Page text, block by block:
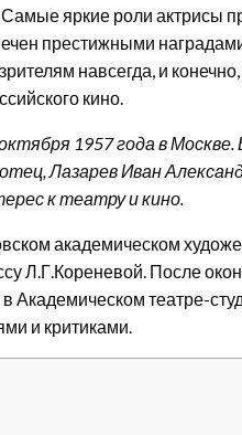
яркие роли актрисы
престижными
навсегда, и
кино.
1957 года в
Лазарев Иван
к театру и кино.
академическом
Л.Г.Кореневой. После
Академическом театре-
и критиками.